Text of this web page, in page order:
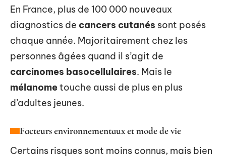
En France, plus de 100 000 nouveaux
diagnostics de cancers cutanés sont posés
chaque année. Majoritairement chez les
personnes âgées quand il s’agit de
carcinomes basocellulaires. Mais le
mélanometouche aussi de plus en plus
d’adultes jeunes.
Facteurs environnementaux et mode de vie
Certains risques sont moins connus, mais bien